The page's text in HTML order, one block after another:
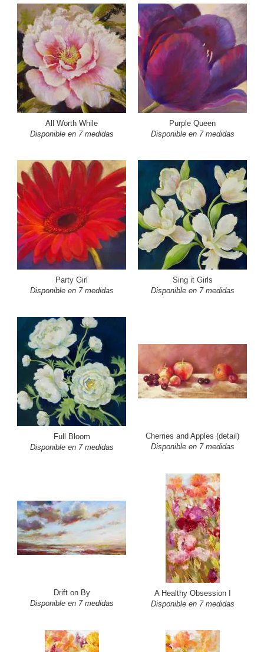
All Worth While
Disponible en 7 medidas
Purple Queen
Disponible en 7 medidas
Party Girl
Disponible en 7 medidas
Sing it Girls
Disponible en 7 medidas
Full Bloom
Disponible en 7 medidas
Cherries and Apples (detail)
Disponible en 7 medidas
Drift on By
Disponible en 7 medidas
A Healthy Obsession I
Disponible en 7 medidas